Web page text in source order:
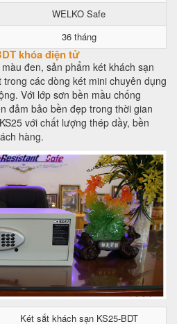
WELKO Safe
36 tháng
khóa điện tử
đen, sản phẩm két khách sạn
các dòng két mini chuyên dụng
Với lớp sơn bền mầu chống
đảm bảo bền đẹp trong thời gian
với chất lượng thép dầy, bền
hàng.
Két sắt khách sạn KS25-BDT